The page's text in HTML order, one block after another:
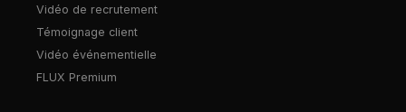
Vidéo de recrutement
Témoignage client
Vidéo événementielle
FLUX Premium